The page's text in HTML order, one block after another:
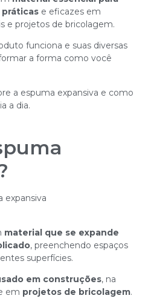
e eficazes em
e projetos de bricolagem.
funciona e suas diversas
a forma como você
a espuma expansiva e como
a dia.
material que se expande
, preenchendo espaços
superfícies.
em construções, na
em projetos de bricolagem.